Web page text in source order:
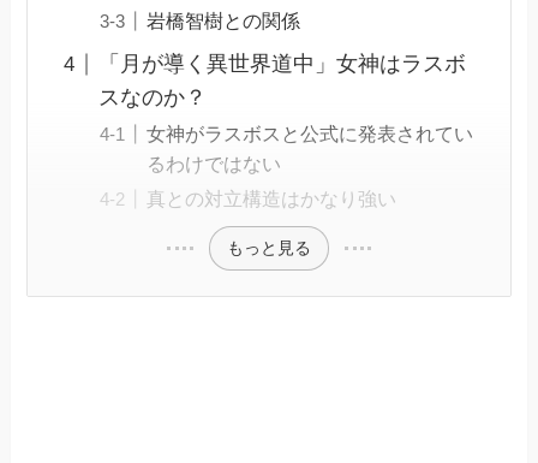
岩橋智樹との関係
「月が導く異世界道中」女神はラスボ
スなのか？
女神がラスボスと公式に発表されてい
るわけではない
真との対立構造はかなり強い
もっと見る